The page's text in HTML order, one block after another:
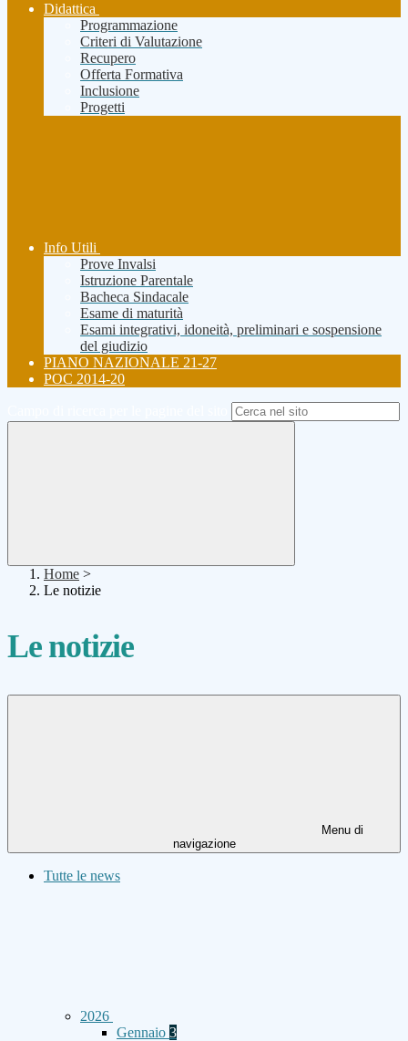
Didattica
Programmazione
Criteri di Valutazione
Recupero
Offerta Formativa
Inclusione
Progetti
Info Utili
Prove Invalsi
Istruzione Parentale
Bacheca Sindacale
Esame di maturità
Esami integrativi, idoneità, preliminari e sospensione
del giudizio
PIANO NAZIONALE 21-27
POC 2014-20
Home >
Le notizie
Le notizie
Menu di
navigazione
Tutte le news
2026
Gennaio 3